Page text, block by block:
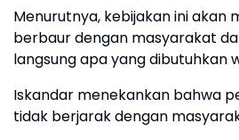
Menurutnya, kebijakan ini akan
berbaur dengan masyarakat
langsung apa yang dibutuhkan
Iskandar menekankan bahwa
tidak berjarak dengan